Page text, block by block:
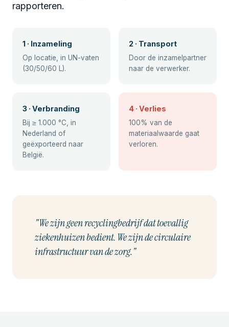
rapporteren.
1 · Inzameling
Op locatie, in UN-vaten
(30/50/60 L).
2 · Transport
Door de inzamelpartner
naar de verwerker.
3 · Verbranding
Bij ≥ 1.000 °C, in
Nederland of
geëxporteerd naar
België.
4 · Verlies
100% van de
materiaalwaarde gaat
verloren.
"We zijn geen recyclingbedrijf dat toevallig
ziekenhuizen bedient. We zijn de circulaire
infrastructuur van de zorg."